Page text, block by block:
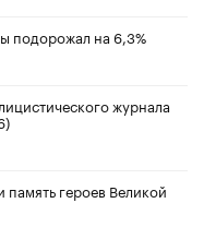
подорожал на 6,3%
журнала
героев Великой